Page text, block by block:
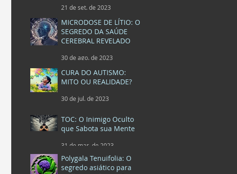
21 de set. de 2023
MICRODOSE DE LÍTIO: O
SEGREDO DA SAÚDE
CEREBRAL REVELADO
30 de ago. de 2023
CURA DO AUTISMO:
MITO OU REALIDADE?
30 de jul. de 2023
TOC: O Inimigo Oculto
que Sabota sua Mente
31 de mar. de 2023
Polygala Tenuifolia: O
segredo asiático para